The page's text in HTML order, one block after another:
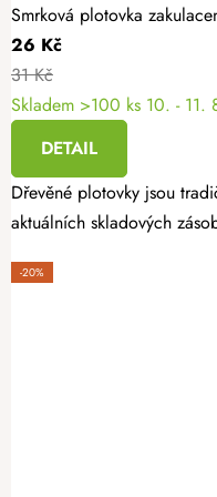
Smrková plotovka
26 Kč
31 Kč
Skladem >100 ks 10. - 11.
DETAIL
Dřevěné plotovky jsou
aktuálních skladových
-20%